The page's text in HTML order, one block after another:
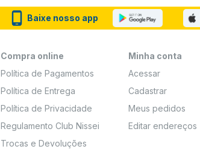
Baixe nosso app
Compra online
Política de Pagamentos
Política de Entrega
Política de Privacidade
Regulamento Club Nissei
Trocas e Devoluções
Minha conta
Acessar
Cadastrar
Meus pedidos
Editar endereços